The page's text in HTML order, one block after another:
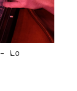
La